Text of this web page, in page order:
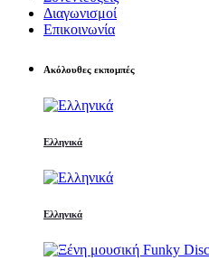
Διαγωνισμοί
Επικοινωνία
Ακόλουθες εκπομπές
Ελληνικά
Ελληνικά